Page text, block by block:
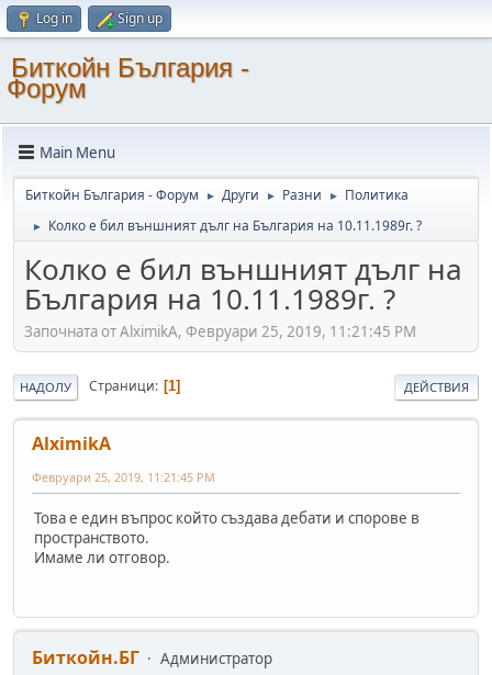
Log in Sign up
Биткойн България -
Форум
Main Menu
Биткойн България - Форум ► Други ► Разни ► Политика
► Колко е бил външният дълг на България на 10.11.1989г. ?
Колко е бил външният дълг на
България на 10.11.1989г. ?
Започната от AlximikA, Февруари 25, 2019, 11:21:45 PM
НАДОЛУ Страници 1 ДЕЙСТВИЯ
AlximikA
Февруари 25, 2019, 11:21:45 PM
Това е един въпрос който създава дебати и спорове в
пространството.
Имаме ли отговор.
Биткойн.БГ
Администратор